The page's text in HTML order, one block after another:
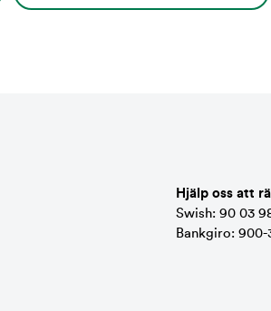
Hjälp oss att
Swish: 90 03
Bankgiro: 900-